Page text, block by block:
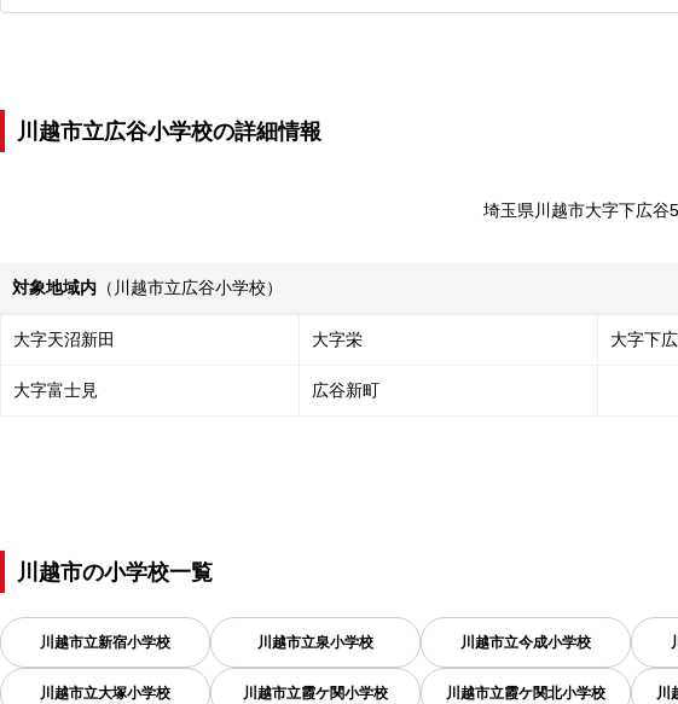
川越市立広谷小学校の詳細情報
埼玉県川越市大字下広谷
対象地域内 （川越市立広谷小学校）
大字天沼新田 大字栄 大字下
大字富士見 広谷新町
川越市の小学校一覧
川越市立新宿小学校 川越市立泉小学校 川越市立今成小学校
川越市立大塚小学校 川越市立霞ケ関小学校 川越市立霞ケ関北小学校 川